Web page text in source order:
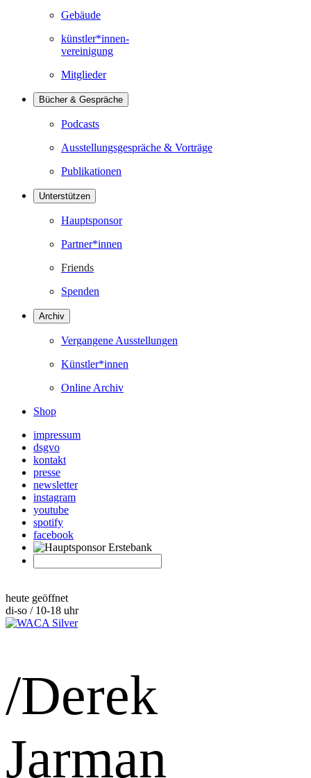
Gebäude
künstler*innen-
vereinigung
Mitglieder
Bücher & Gespräche
Podcasts
Ausstellungsgespräche & Vorträge
Publikationen
Unterstützen
Hauptsponsor
Partner*innen
Friends
Spenden
Archiv
Vergangene Ausstellungen
Künstler*innen
Online Archiv
Shop
impressum
dsgvo
kontakt
presse
newsletter
instagram
youtube
spotify
facebook
heute geöffnet
di-so / 10-18 uhr
/Derek
Jarman